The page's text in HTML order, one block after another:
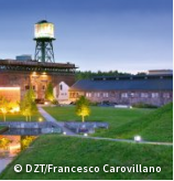
© DZT/Francesco Carovillano